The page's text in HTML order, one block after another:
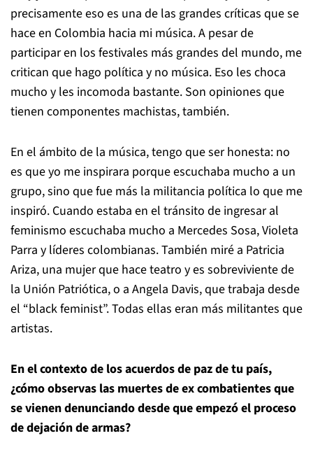
precisamente eso es una de las grandes críticas que se
hace en Colombia hacia mi música. A pesar de
participar en los festivales más grandes del mundo, me
critican que hago política y no música. Eso les choca
mucho y les incomoda bastante. Son opiniones que
tienen componentes machistas, también.
En el ámbito de la música, tengo que ser honesta: no
es que yo me inspirara porque escuchaba mucho a un
grupo, sino que fue más la militancia política lo que me
inspiró. Cuando estaba en el tránsito de ingresar al
feminismo escuchaba mucho a Mercedes Sosa, Violeta
Parra y líderes colombianas. También miré a Patricia
Ariza, una mujer que hace teatro y es sobreviviente de
la Unión Patriótica, o a Angela Davis, que trabaja desde
el “black feminist”. Todas ellas eran más militantes que
artistas.
En el contexto de los acuerdos de paz de tu país,
¿cómo observas las muertes de ex combatientes que
se vienen denunciando desde que empezó el proceso
de dejación de armas?